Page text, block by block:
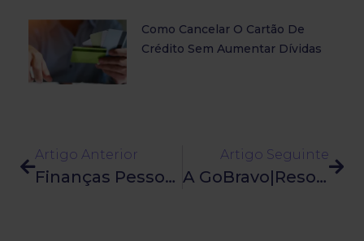
Como Cancelar O Cartão De
Crédito Sem Aumentar Dívidas
Artigo Anterior
Finanças Pessoais: Tudo O Que Precisa De Saber
Artigo Seguinte
A GoBravo|Resolva A Sua Dívida É Marca Recomendada E 5 Estrelas Da Categoria Da Gestão De Dívidas